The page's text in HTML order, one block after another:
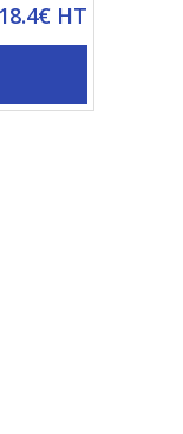
HT